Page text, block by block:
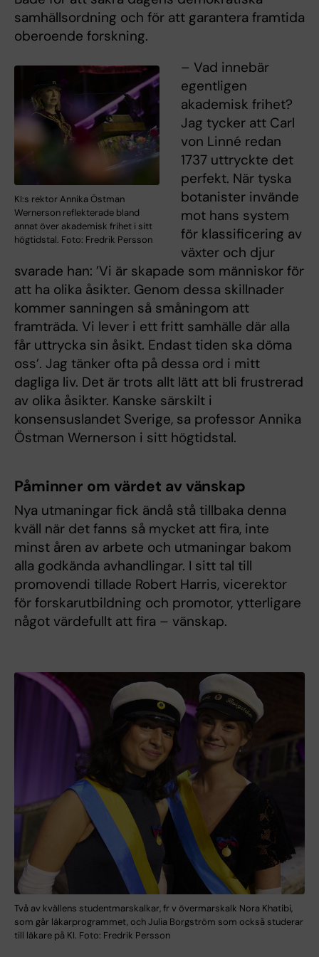
samhällsordning och för att garantera framtida
oberoende forskning.
KI:s rektor Annika Östman
Wernerson reflekterade bland
annat över akademisk frihet i sitt
högtidstal. Foto: Fredrik Persson
– Vad innebär
egentligen
akademisk frihet?
Jag tycker att Carl
von Linné redan
1737 uttryckte det
perfekt. När tyska
botanister invände
mot hans system
för klassificering av
växter och djur
svarade han: ’Vi är skapade som människor för
att ha olika åsikter. Genom dessa skillnader
kommer sanningen så småningom att
framträda. Vi lever i ett fritt samhälle där alla
får uttrycka sin åsikt. Endast tiden ska döma
oss’. Jag tänker ofta på dessa ord i mitt
dagliga liv. Det är trots allt lätt att bli frustrerad
av olika åsikter. Kanske särskilt i
konsensuslandet Sverige, sa professor Annika
Östman Wernerson i sitt högtidstal.
Påminner om värdet av vänskap
Nya utmaningar fick ändå stå tillbaka denna
kväll när det fanns så mycket att fira, inte
minst åren av arbete och utmaningar bakom
alla godkända avhandlingar. I sitt tal till
promovendi tillade Robert Harris, vicerektor
för forskarutbildning och promotor, ytterligare
något värdefullt att fira – vänskap.
Två av kvällens studentmarskalkar, fr v övermarskalk Nora Khatibi,
som går läkarprogrammet, och Julia Borgström som också studerar
till läkare på KI. Foto: Fredrik Persson